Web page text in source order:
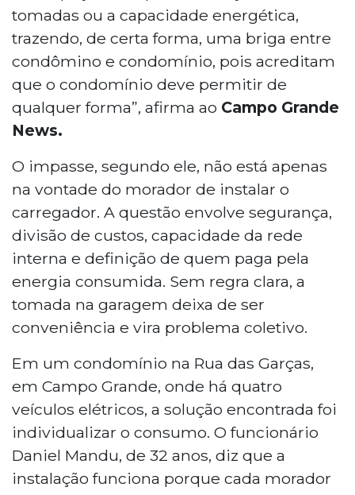
tomadas ou a capacidade energética,
trazendo, de certa forma, uma briga entre
condômino e condomínio, pois acreditam
que o condomínio deve permitir de
qualquer forma”, afirma ao Campo Grande
News.
O impasse, segundo ele, não está apenas
na vontade do morador de instalar o
carregador. A questão envolve segurança,
divisão de custos, capacidade da rede
interna e definição de quem paga pela
energia consumida. Sem regra clara, a
tomada na garagem deixa de ser
conveniência e vira problema coletivo.
Em um condomínio na Rua das Garças,
em Campo Grande, onde há quatro
veículos elétricos, a solução encontrada foi
individualizar o consumo. O funcionário
Daniel Mandu, de 32 anos, diz que a
instalação funciona porque cada morador